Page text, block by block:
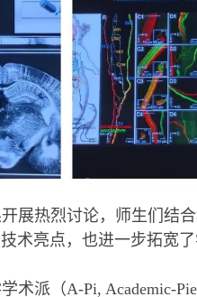
展热烈讨论， 师生们结
术亮点，也进一步拓宽
术派（A-Pi, Academic-Pie